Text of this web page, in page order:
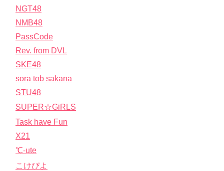
NGT48
NMB48
PassCode
Rev. from DVL
SKE48
sora tob sakana
STU48
SUPER☆GiRLS
Task have Fun
X21
℃-ute
こけぴよ